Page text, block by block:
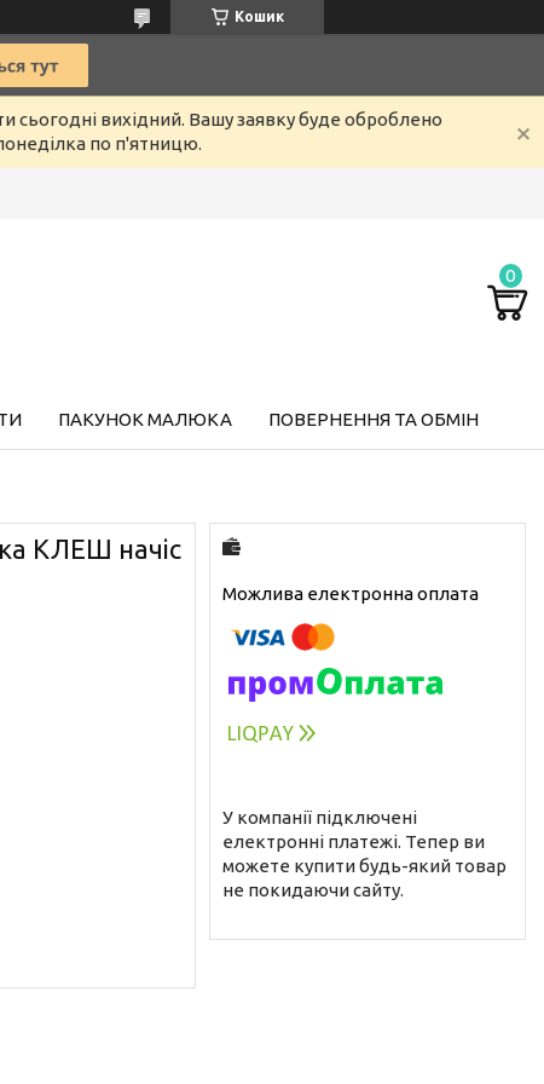
Кошик
сьогодні вихідний. Вашу заявку буде оброблено
по п'ятницю.
ПАКУНОК МАЛЮКА ПОВЕРНЕННЯ ТА ОБМІН
КЛЕШ начіс
У компанії підключені
електронні платежі. Тепер ви
можете купити будь-який товар
не покидаючи сайту.